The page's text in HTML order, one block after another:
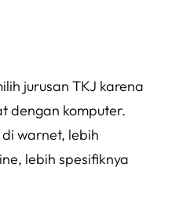
jurusan TKJ karena
dengan komputer.
warnet, lebih
lebih spesifiknya